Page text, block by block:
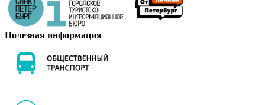
Полезная информация